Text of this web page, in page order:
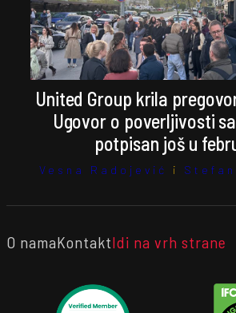
United Group krila
Ugovor o poverljivosti
potpisan još u
Vesna Radojević i
O namaKontaktIdi na vrh strane